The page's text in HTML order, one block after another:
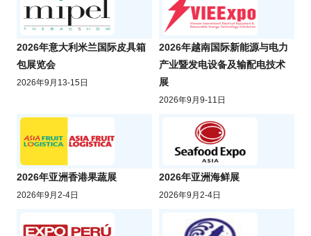
2026年意大利米兰国际皮具箱
包展览会
2026年9月13-15日
2026年越南国际新能源与电力
产业暨发电设备及输配电技术
展
2026年9月9-11日
2026年亚洲香港果蔬展
2026年9月2-4日
2026年亚洲海鲜展
2026年9月2-4日